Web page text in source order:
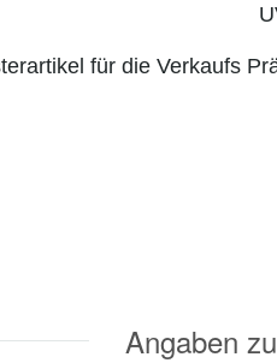
für die Verkaufs
Angaben